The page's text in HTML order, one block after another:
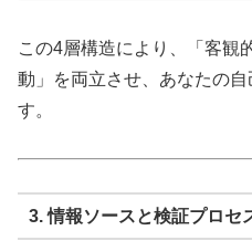
この4層構造により、「客観
動」を両立させ、あなたの
す。
3. 情報ソースと検証プロセ